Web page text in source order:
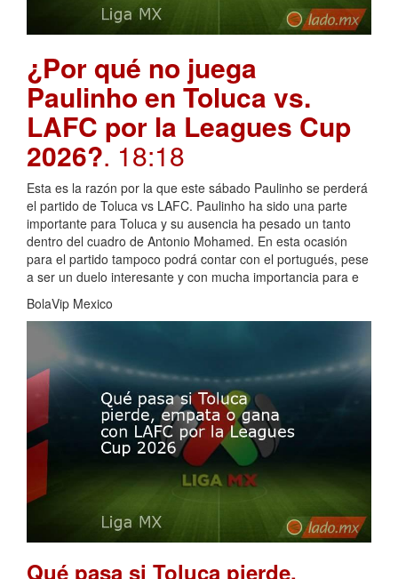
¿Por qué no juega
Paulinho en Toluca vs.
LAFC por la Leagues Cup
2026?. 18:18
Esta es la razón por la que este sábado Paulinho se perderá
el partido de Toluca vs LAFC. Paulinho ha sido una parte
importante para Toluca y su ausencia ha pesado un tanto
dentro del cuadro de Antonio Mohamed. En esta ocasión
para el partido tampoco podrá contar con el portugués, pese
a ser un duelo interesante y con mucha importancia para e
BolaVip Mexico
Qué pasa si Toluca pierde,